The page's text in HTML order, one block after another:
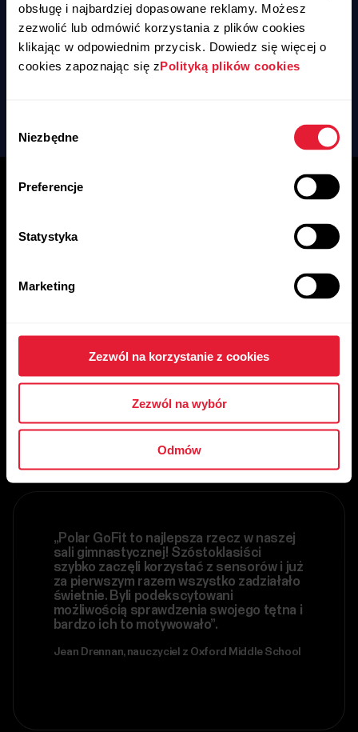
obsługę i najbardziej dopasowane reklamy. Możesz
zezwolić lub odmówić korzystania z plików cookies
klikając w odpowiednim przycisk. Dowiedz się więcej o
cookies zapoznając się zPolityką plików cookies
zgody
Niezbędne
Preferencje
Statystyka
Marketing
Zezwól na korzystanie z cookies
Zezwól na wybór
Odmów
Płynna współpraca z produktami Polar
Wybrane
przez naszych
klientów
„Polar GoFit to najlepsza rzecz w naszej
sali gimnastycznej! Szóstoklasiści
szybko zaczęli korzystać z sensorów i już
za pierwszym razem wszystko zadziałało
świetnie. Byli podekscytowani
możliwością sprawdzenia swojego tętna i
bardzo ich to motywowało”.
Jean Drennan, nauczyciel z Oxford Middle School